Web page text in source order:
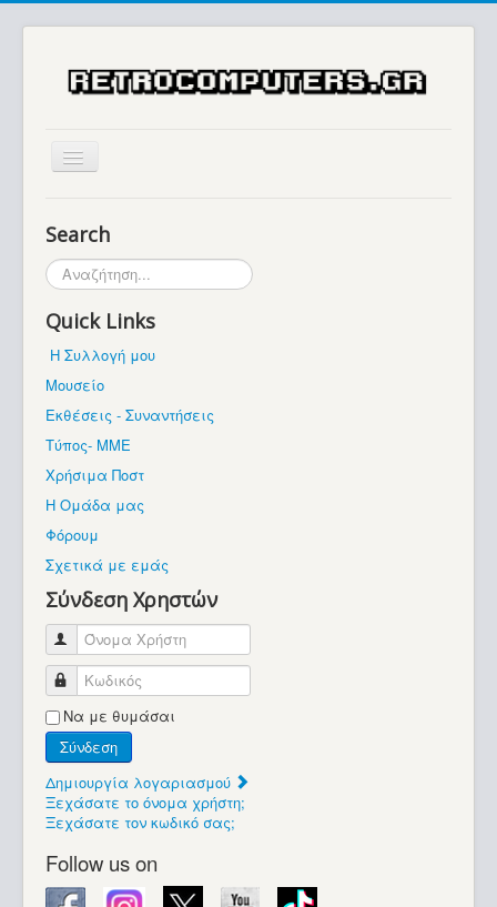
Μουσείο
Βρίσκεστε εδώ:
Search
Αναζήτηση...
Quick Links
Η Συλλογή μου
Μουσείο
Εκθέσεις - Συναντήσεις
Τύπος- ΜΜΕ
Χρήσιμα Ποστ
Η Ομάδα μας
Φόρουμ
Σχετικά με εμάς
Σύνδεση Χρηστών
Όνομα Χρήστη
Κωδικός
Να με θυμάσαι
Σύνδεση
Δημιουργία λογαριασμού
Ξεχάσατε το όνομα χρήστη;
Ξεχάσατε τον κωδικό σας;
Follow us on